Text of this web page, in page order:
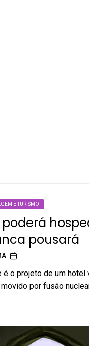
E TURISMO
pousará
é o projeto de um hotel
por fusão